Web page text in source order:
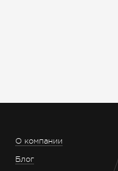
О компании
Блог